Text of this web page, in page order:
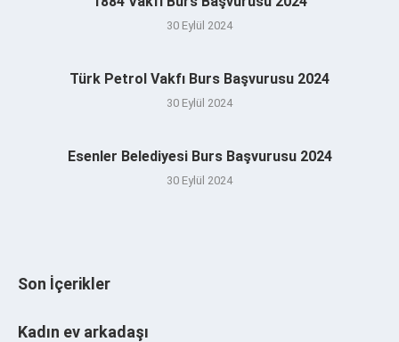
30 Eylül 2024
Türk Petrol Vakfı Burs Başvurusu 2024
30 Eylül 2024
Esenler Belediyesi Burs Başvurusu 2024
30 Eylül 2024
Son İçerikler
Kadın ev arkadaşı